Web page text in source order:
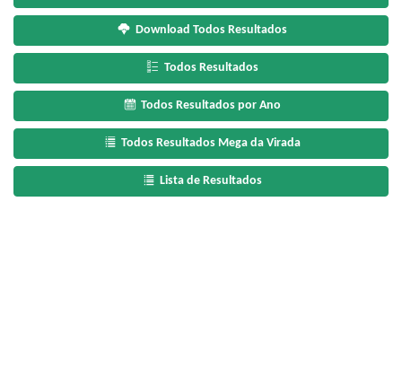
Download Todos Resultados
Todos Resultados
Todos Resultados por Ano
Todos Resultados Mega da Virada
Lista de Resultados